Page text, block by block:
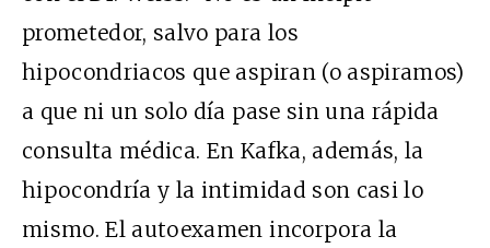
prometedor, salvo para los
hipocondriacos que aspiran (o aspiramos)
a que ni un solo día pase sin una rápida
consulta médica. En Kafka, además, la
hipocondría y la intimidad son casi lo
mismo. El autoexamen incorpora la